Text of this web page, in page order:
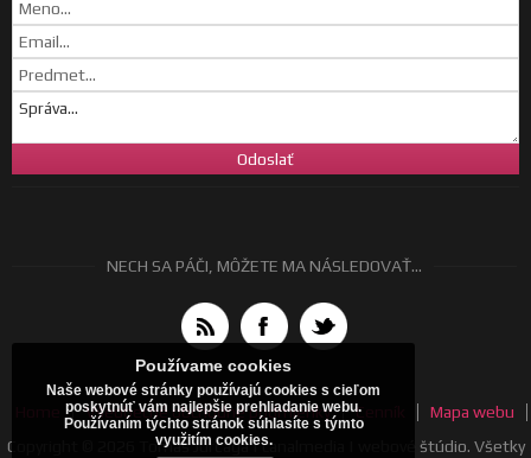
NECH SA PÁČI, MÔŽETE MA NÁSLEDOVAŤ...
Všeobecné obchodné podmienky Cenník
Mapa webu
Copyright © 2026 Tomáš Jurčaga | canalmedia | webové štúdio. Všetky
Používame cookies
Naše webové stránky používajú cookies s cieľom
poskytnúť vám najlepšie prehliadanie webu.
Používaním týchto stránok súhlasíte s týmto
využitím cookies.